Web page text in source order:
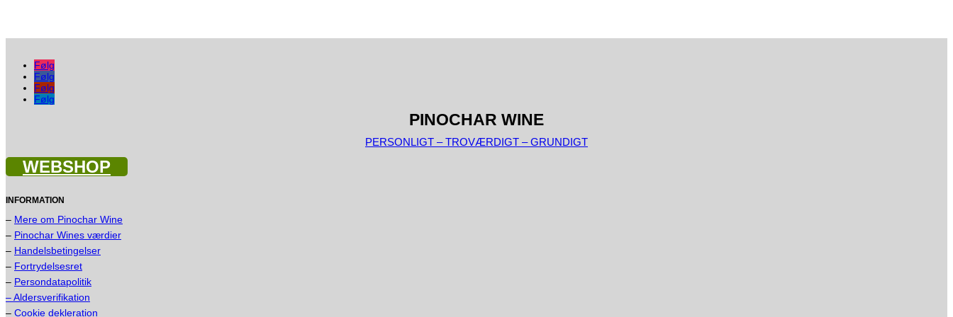
Følg
Følg
Følg
Følg
PINOCHAR WINE
PERSONLIGT – TROVÆRDIGT – GRUNDIGT
WEBSHOP
INFORMATION
– Mere om Pinochar Wine
– Pinochar Wines værdier
– Handelsbetingelser
– Fortrydelsesret
– Persondatapolitik
– Aldersverifikation
– Cookie dekleration